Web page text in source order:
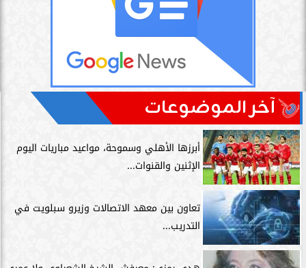
آخر الموضوعات
أبرزها الأهلي وسموحة، مواعيد مباريات اليوم
الإثنين والقنوات...
تعاون بين معهد الاتصالات وزيرو سبلويت في
التدريب...